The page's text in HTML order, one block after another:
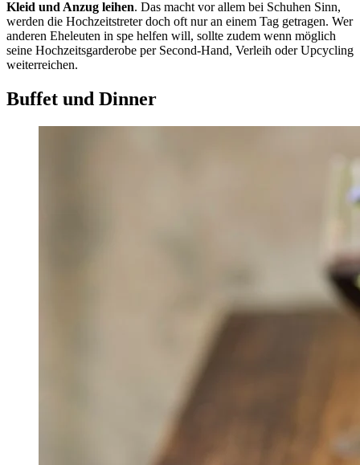
Kleid und Anzug leihen. Das macht vor allem bei Schuhen Sinn,
werden die Hochzeitstreter doch oft nur an einem Tag getragen. Wer
anderen Eheleuten in spe helfen will, sollte zudem wenn möglich
seine Hochzeitsgarderobe per Second-Hand, Verleih oder Upcycling
weiterreichen.
Buffet und Dinner